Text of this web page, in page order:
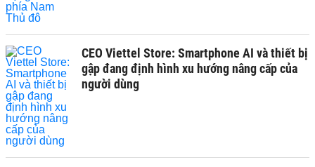
CEO Viettel Store: Smartphone AI và thiết bị
gập đang định hình xu hướng nâng cấp của
người dùng